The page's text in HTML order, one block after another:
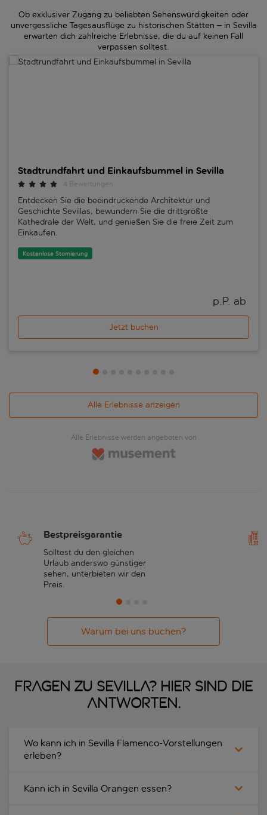
Ob exklusiver Zugang zu beliebten Sehenswürdigkeiten oder
unvergessliche Tagesausflüge zu historischen Stätten – in Sevilla
erwarten dich zahlreiche Erlebnisse, die du auf keinen Fall
verpassen solltest.
Stadtrundfahrt und Einkaufsbummel in Sevilla
Stadtrundfahrt und Einkaufsbummel in Sevilla
4 Bewertungen
Entdecken Sie die beeindruckende Architektur und
Geschichte Sevillas, bewundern Sie die drittgrößte
Kathedrale der Welt, und genießen Sie die freie Zeit zum
Einkaufen.
Kostenlose Stornierung
p.P. ab
Jetzt buchen
Alle Erlebnisse anzeigen
Alle Erlebnisse werden angeboten von
Bestpreisgarantie
Solltest du den gleichen
Urlaub anderswo günstiger
sehen, unterbieten wir den
Preis.
Warum bei uns buchen?
Fragen zu Sevilla? Hier sind die
Antworten.
Wo kann ich in Sevilla Flamenco-Vorstellungen
erleben?
Kann ich in Sevilla Orangen essen?